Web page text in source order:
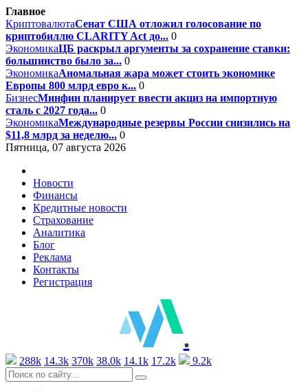
Главное
КриптовалютаСенат США отложил голосование по
криптобиллю CLARITY Act до... 0
ЭкономикаЦБ раскрыл аргументы за сохранение ставки:
большинство было за... 0
ЭкономикаАномальная жара может стоить экономике
Европы 800 млрд евро к... 0
БизнесМинфин планирует ввести акциз на импортную
сталь с 2027 года... 0
ЭкономикаМеждународные резервы России снизились на
$11,8 млрд за неделю... 0
Пятница, 07 августа 2026
Новости
Финансы
Кредитные новости
Страхование
Аналитика
Блог
Реклама
Контакты
Регистрация
.
288k 14.3k 370k 38.0k 14.1k 17.2k 9.2k